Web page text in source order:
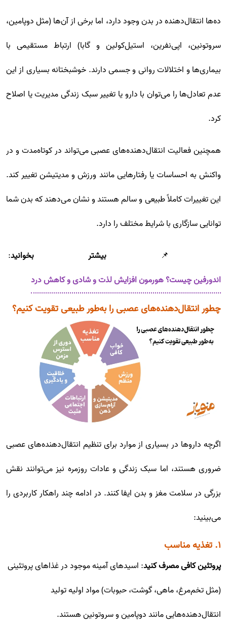
ده‌ها انتقال‌دهنده در بدن وجود دارد، اما برخی از آن‌ها (مثل دوپامین،
سروتونین، اپی‌نفرین، استیل‌کولین و گابا) ارتباط مستقیمی با
بیماری‌ها و اختلالات روانی و جسمی دارند. خوشبختانه بسیاری از این
عدم تعادل‌ها را می‌توان با دارو یا تغییر سبک زندگی مدیریت یا اصلاح
کرد.
همچنین فعالیت انتقال‌دهنده‌های عصبی می‌تواند در کوتاه‌مدت و در
واکنش به احساسات یا رفتارهایی مانند ورزش و مدیتیشن تغییر کند.
این تغییرات کاملاً طبیعی و سالم هستند و نشان می‌دهند که بدن شما
توانایی سازگاری با شرایط مختلف را دارد.
📌 بیشتر بخوانید:
اندورفین چیست؟ هورمون افزایش لذت و شادی و کاهش درد
چطور انتقال‌دهنده‌های عصبی را به‌طور طبیعی تقویت کنیم؟
اگرچه داروها در بسیاری از موارد برای تنظیم انتقال‌دهنده‌های عصبی
ضروری هستند، اما سبک زندگی و عادات روزمره نیز می‌توانند نقش
بزرگی در سلامت مغز و بدن ایفا کنند. در ادامه چند راهکار کاربردی را
می‌بینید:
۱. تغذیه مناسب
پروتئین کافی مصرف کنید: اسیدهای آمینه موجود در غذاهای پروتئینی
(مثل تخم‌مرغ، ماهی، گوشت، حبوبات) مواد اولیه تولید
انتقال‌دهنده‌هایی مانند دوپامین و سروتونین هستند.